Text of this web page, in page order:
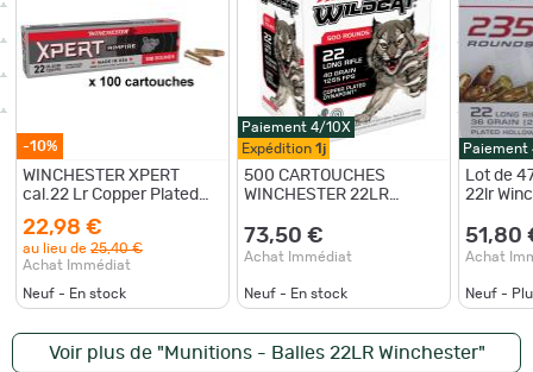
-10%
WINCHESTER XPERT
cal.22 Lr Copper Plated
/100
22,98 €
au lieu de 25,40 €
Achat Immédiat
Neuf - En stock
Paiement 4/10X
Expédition 1j
500 CARTOUCHES
WINCHESTER 22LR
DYNAPOINT
73,50 €
Achat Immédiat
Neuf - En stock
Paiement
Lot de
22lr
creuse
51,80
Achat
Neuf -
Voir plus de "Munitions - Balles 22LR Winchester"